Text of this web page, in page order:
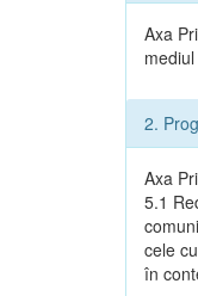
Axa
2.
Axa
5.1
cele
în